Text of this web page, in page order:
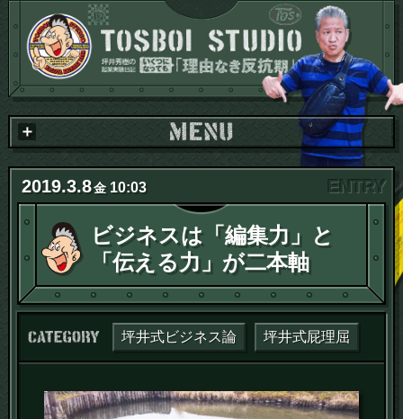
2019.3.8金10:03
ビジネスは「編集力」と
「伝える力」が二本軸
カテゴリー：
坪井式ビジネス論 坪井式屁理屈